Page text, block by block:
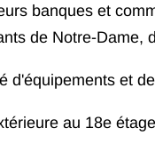
banques et
de Notre-Dame,
d'équipements et
au 18e